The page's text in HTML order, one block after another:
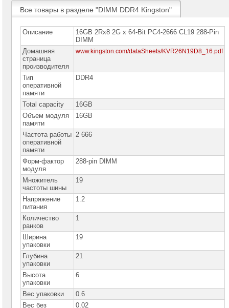
Серверы
Brand
сетевое
оборудование
Активное
сетевое
оборудование
СХД
системы
хранения
данных
Компоненты
компьютеров
Платформы
малого
размера
Материнские
платы
Процессоры
Intel
Процессоры
AMD
Модули
памяти
Все товары в разделе "DIMM DDR4 Kingston"
Описание
16GB 2Rx8 2G x 64-Bit PC4-2666 CL19 288-Pin
DIMM
Домашняя
страница
производителя
www.kingston.com/dataSheets/KVR26N19D8_16.pdf
Тип
оперативной
памяти
DDR4
Total capacity
16GB
Объем модуля
памяти
16GB
Частота работы
оперативной
памяти
2 666
Форм-фактор
модуля
288-pin DIMM
Множитель
частоты шины
19
Напряжение
питания
1.2
Количество
ранков
1
Ширина
упаковки
19
Глубина
упаковки
21
Высота
упаковки
6
Вес упаковки
0.6
Вес без
0.02